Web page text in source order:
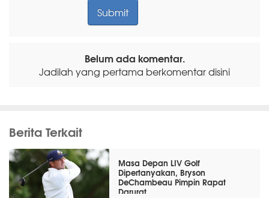
Belum ada komentar.
Jadilah yang pertama berkomentar disini
Berita Terkait
Masa Depan LIV Golf
Dipertanyakan, Bryson
DeChambeau Pimpin Rapat
Darurat